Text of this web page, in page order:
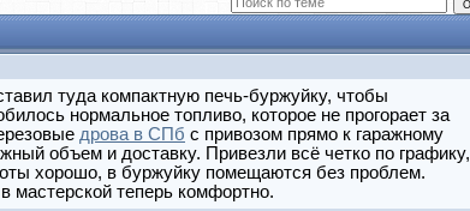
туда компактную печь-буржуйку, чтобы
нормальное топливо, которое не прогорает за
дрова в СПб с привозом прямо к гаражному
объем и доставку. Привезли всё четко по графику,
хорошо, в буржуйку помещаются без проблем.
мастерской теперь комфортно.